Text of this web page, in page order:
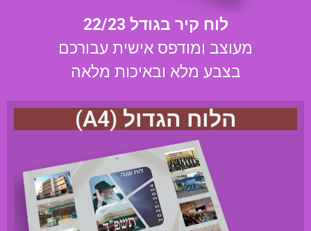
לוח קיר בגודל 22/23
מעוצב ומודפס אישית עבורכם
בצבע מלא ובאיכות מלאה
הלוח הגדול (A4)